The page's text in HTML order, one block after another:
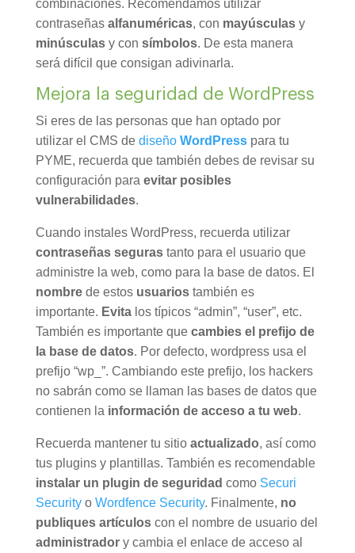
combinaciones. Recomendamos utilizar
contraseñas alfanuméricas, con mayúsculasy
minúsculasy con símbolos. De esta manera
será difícil que consigan adivinarla.
Mejora la seguridad de WordPress
Si eres de las personas que han optado por
utilizar el CMS de diseño WordPresspara tu
PYME, recuerda que también debes de revisar su
configuración para evitar posibles
vulnerabilidades.
Cuando instales WordPress, recuerda utilizar
contraseñas segurastanto para el usuario que
administre la web, como para la base de datos. El
nombrede estosusuariostambién es
importante. Evitalos típicos “admin”, “user”, etc.
También es importante que cambies el prefijo de
la base de datos. Por defecto, wordpress usa el
prefijo “wp_”. Cambiando este prefijo, los hackers
no sabrán como se llaman las bases de datos que
contienen la información de acceso a tu web.
Recuerda mantener tu sitioactualizado, así como
tus plugins y plantillas. También es recomendable
instalar un plugin de seguridad como Securi
Securityo Wordfence Security. Finalmente, no
publiques artículoscon el nombre de usuario del
administradory cambia el enlace de acceso al